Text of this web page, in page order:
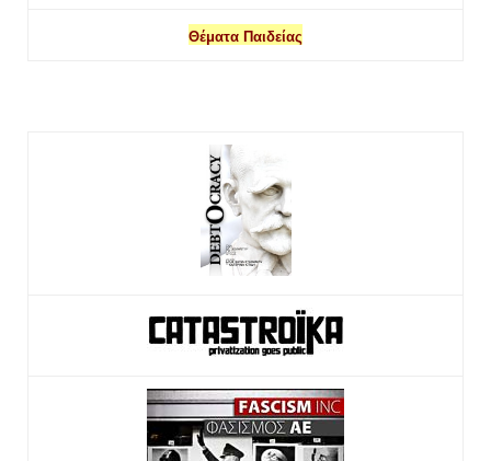
Θέματα Παιδείας